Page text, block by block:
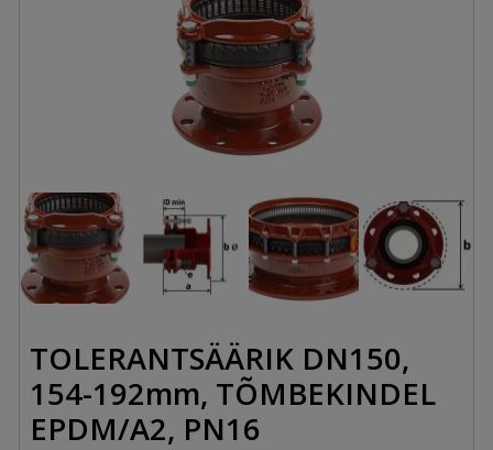
TOLERANTSÄÄRIK DN150,
154-192mm, TÕMBEKINDEL
EPDM/A2, PN16